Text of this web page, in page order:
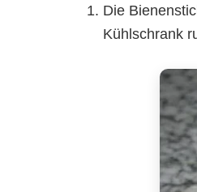
Die
Kühlschrank